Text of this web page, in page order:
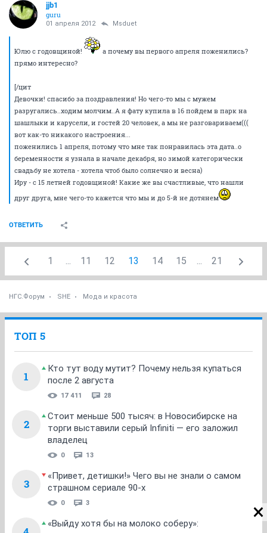
jjb1
guru
01 апреля 2012 Msduet
Юлю с годовщиной!
а почему вы первого апреля поженились?
прямо интересно?
[/цит
Девочки! спасибо за поздравления! Но чего-то мы с мужем
разругались..ходим молчим..А я фату купила в 16 пойдем в парк на
шашлыки и карусели, и гостей 20 человек, а мы не разговариваем(((
вот как-то никакого настроения...
поженились 1 апреля, потому что мне так понравилась эта дата..о
беременности я узнала в начале декабря, но зимой категорически
свадьбу не хотела - хотела чтоб было солнечно и весна)
Иру - с 15 летней годовщиной! Какие же вы счастливые, что нашли
друг друга, мне чего-то кажется что мы и до 5-й не дотянем
ОТВЕТИТЬ
1 ... 11 12 13 14 15 ... 21
НГС.Форум SHE Мода и красота
ТОП 5
1
Кто тут воду мутит? Почему нельзя купаться
после 2 августа
17 411 28
2
Стоит меньше 500 тысяч: в Новосибирске на
торги выставили серый Infiniti — его заложил
владелец
0 13
3
«Привет, детишки!» Чего вы не знали о самом
страшном сериале 90-х
0 3
«Выйду хотя бы на молоко соберу»: